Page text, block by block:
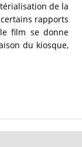
de la
rapports
film se donne
du kiosque,